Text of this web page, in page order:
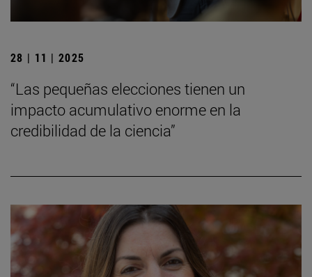
28 | 11 | 2025
“Las pequeñas elecciones tienen un
impacto acumulativo enorme en la
credibilidad de la ciencia”